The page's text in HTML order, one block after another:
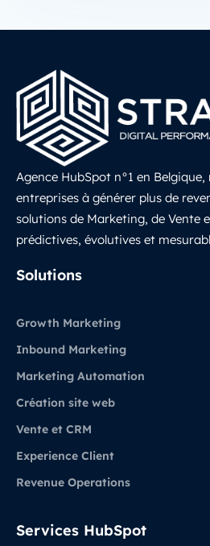
Agence HubSpot n°1 en Belgique,
entreprises à générer plus de
solutions de Marketing, de Vente
prédictives, évolutives et
Solutions
Growth Marketing
Inbound Marketing
Marketing Automation
Création site web
Vente et CRM
Experience Client
Revenue Operations
Services HubSpot